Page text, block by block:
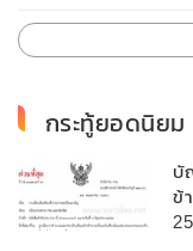
กระทู้ยอดนิยม
บั
ข้